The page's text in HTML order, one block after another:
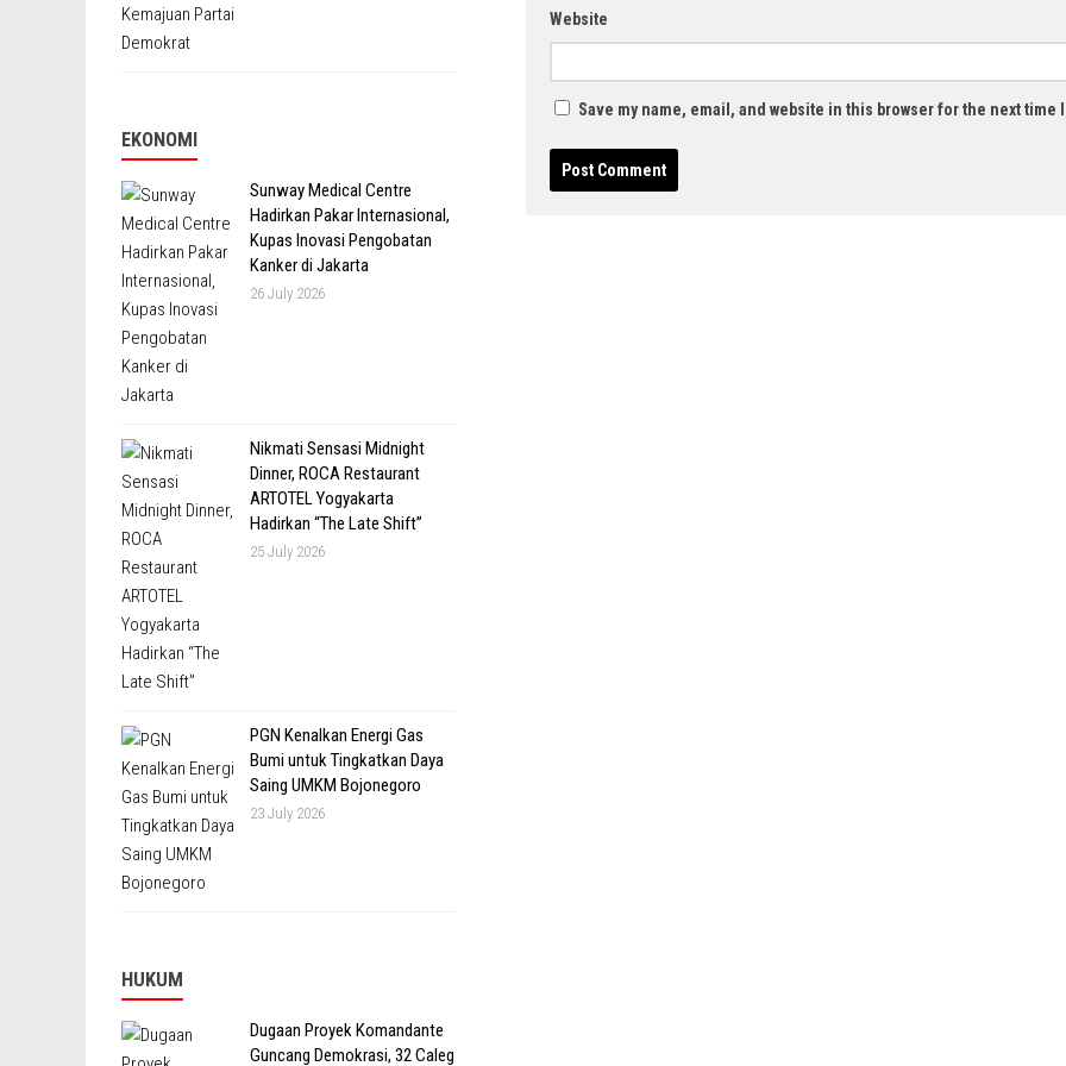
Website
Save my name, email, and website in this browser for the next time
EKONOMI
Sunway Medical Centre
Hadirkan Pakar Internasional,
Kupas Inovasi Pengobatan
Kanker di Jakarta
26 July 2026
Nikmati Sensasi Midnight
Dinner, ROCA Restaurant
ARTOTEL Yogyakarta
Hadirkan “The Late Shift”
25 July 2026
PGN Kenalkan Energi Gas
Bumi untuk Tingkatkan Daya
Saing UMKM Bojonegoro
23 July 2026
HUKUM
Dugaan Proyek Komandante
Guncang Demokrasi, 32 Caleg